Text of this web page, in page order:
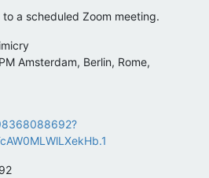
a scheduled Zoom meeting.
Amsterdam, Berlin, Rome,